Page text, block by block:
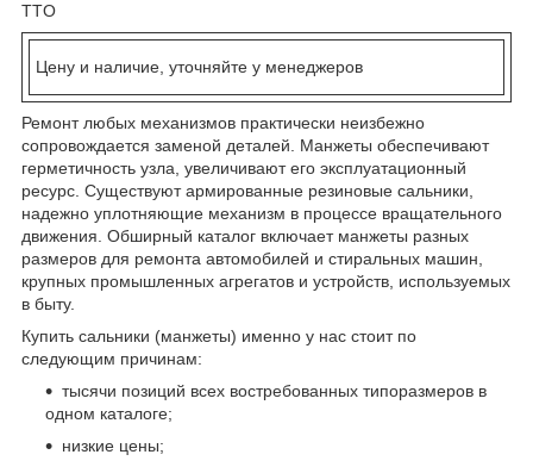
TTO
Цену и наличие, уточняйте у менеджеров
Ремонт любых механизмов практически неизбежно
сопровождается заменой деталей. Манжеты обеспечивают
герметичность узла, увеличивают его эксплуатационный
ресурс. Существуют армированные резиновые сальники,
надежно уплотняющие механизм в процессе вращательного
движения. Обширный каталог включает манжеты разных
размеров для ремонта автомобилей и стиральных машин,
крупных промышленных агрегатов и устройств, используемых
в быту.
Купить сальники (манжеты) именно у нас стоит по
следующим причинам:
тысячи позиций всех востребованных типоразмеров в
одном каталоге;
низкие цены;